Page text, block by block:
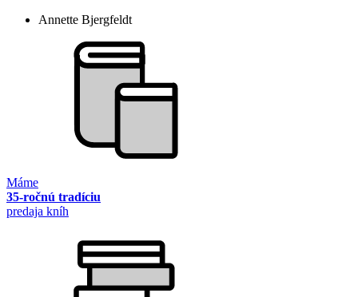
Annette Bjergfeldt
Máme
35-ročnú tradíciu
predaja kníh